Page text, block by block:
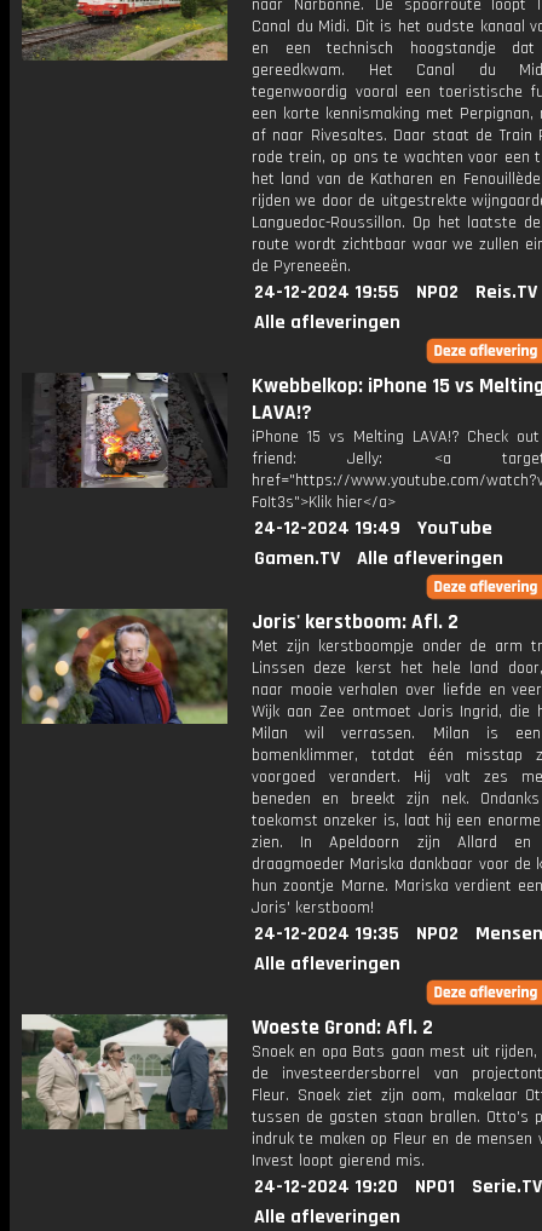
naar Narbonne. De spoorroute loopt
Canal du Midi. Dit is het oudste kanaal
en een technisch hoogstandje
gereedkwam. Het Canal du
tegenwoordig vooral een toeristische
een korte kennismaking met Perpignan,
af naar Rivesaltes. Daar staat de Train
rode trein, op ons te wachten voor een
het land van de Katharen en
rijden we door de uitgestrekte
Languedoc-Roussillon. Op het laatste
route wordt zichtbaar waar we zullen
de Pyreneeën.
24-12-2024 19:55 NPO2
Reis.TV
Alle afleveringen
Kwebbelkop: iPhone 15 vs
LAVA!?
iPhone 15 vs Melting LAVA!? Check
friend: Jelly: <a
href="https://www.youtube.com/
FoIt3s">Klik hier</a>
24-12-2024 19:49
YouTube
Gamen.TV
Alle afleveringen
Joris' kerstboom: Afl. 2
Met zijn kerstboompje onder de arm
Linssen deze kerst het hele land
naar mooie verhalen over liefde en
Wijk aan Zee ontmoet Joris Ingrid, die
Milan wil verrassen. Milan is
bomenklimmer, totdat één misstap
voorgoed verandert. Hij valt zes
beneden en breekt zijn nek.
toekomst onzeker is, laat hij een
zien. In Apeldoorn zijn Allard en
draagmoeder Mariska dankbaar voor de
hun zoontje Marne. Mariska verdient
Joris' kerstboom!
24-12-2024 19:35 NPO2
Alle afleveringen
Woeste Grond: Afl. 2
Snoek en opa Bats gaan mest uit
de investeerdersborrel van
Fleur. Snoek ziet zijn oom, makelaar
tussen de gasten staan brallen. Otto's
indruk te maken op Fleur en de mensen
Invest loopt gierend mis.
24-12-2024 19:20 NPO1
Serie.TV
Alle afleveringen